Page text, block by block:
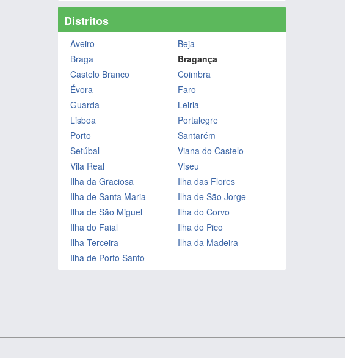
Distritos
Aveiro
Beja
Braga
Bragança
Castelo Branco
Coimbra
Évora
Faro
Guarda
Leiria
Lisboa
Portalegre
Porto
Santarém
Setúbal
Viana do Castelo
Vila Real
Viseu
Ilha da Graciosa
Ilha das Flores
Ilha de Santa Maria
Ilha de São Jorge
Ilha de São Miguel
Ilha do Corvo
Ilha do Faial
Ilha do Pico
Ilha Terceira
Ilha da Madeira
Ilha de Porto Santo